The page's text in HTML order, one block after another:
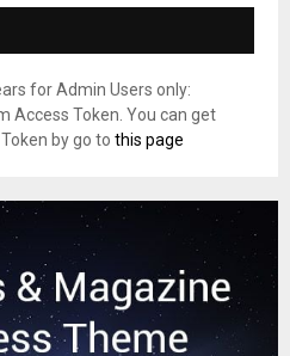
for Admin Users only:
Access Token. You can get
by go to this page